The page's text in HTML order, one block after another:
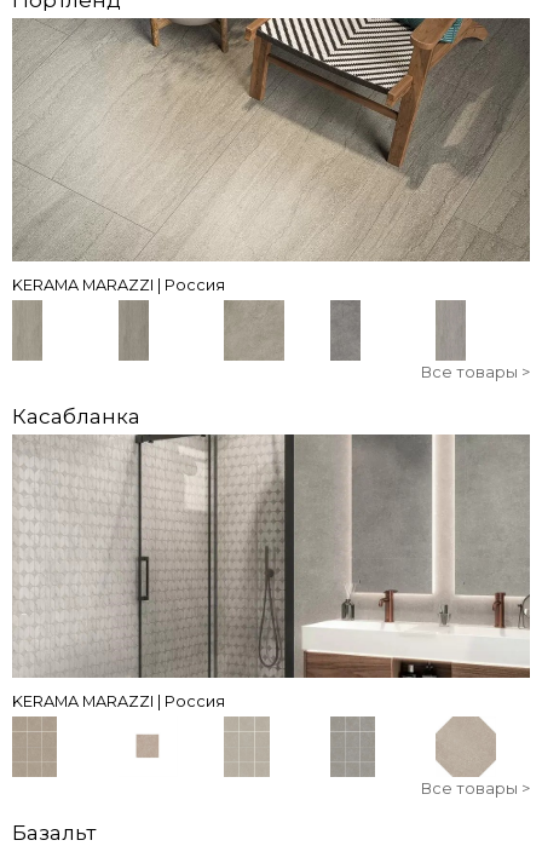
KERAMA MARAZZI | Россия
Все товары >
Касабланка
KERAMA MARAZZI | Россия
Все товары >
Базальт